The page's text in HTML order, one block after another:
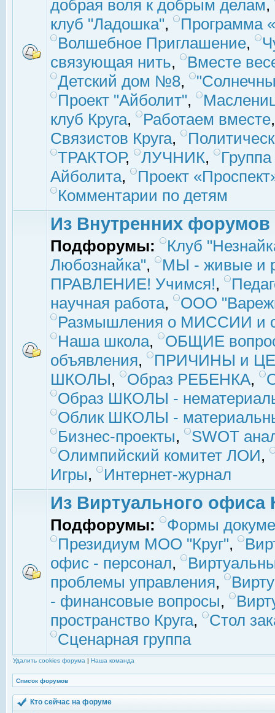
добрая воля к добрым делам,
клуб "Ладошка",
Программа
Волшебное Приглашение,
связующая нить,
Вместе
Детский дом №8,
Проект "Айболит",
клуб Круга, Работаем вместе
Связистов Круга,
ТРАКТОР, ЛУЧНИК,
Айболита,
Проект
Комментарии по детям
Из Внутренних форумов
Подфорумы:
Клуб
Любознайка",
МЫ - живые и
ПРАВЛЕНИЕ! Учимся!,
научная работа,
ООО
Размышления о МИССИИ и
Наша школа,
ОБЩИЕ
объявления,
ПРИЧИНЫ и
ШКОЛЫ, Образ РЕБЕНКА,
Образ ШКОЛЫ -
Облик ШКОЛЫ -
Бизнес-проекты,
SWOT
Олимпийский комитет ЛОИ,
Игры, Интернет-журнал
Из Виртуального офиса
Подфорумы:
Формы
Президиум МОО "Круг",
офис - персонал,
проблемы управления,
- финансовые вопросы,
пространство Круга,
Стол
Сценарная группа
Удалить cookies форума | Наша команда
Список форумов
Кто сейчас на форуме